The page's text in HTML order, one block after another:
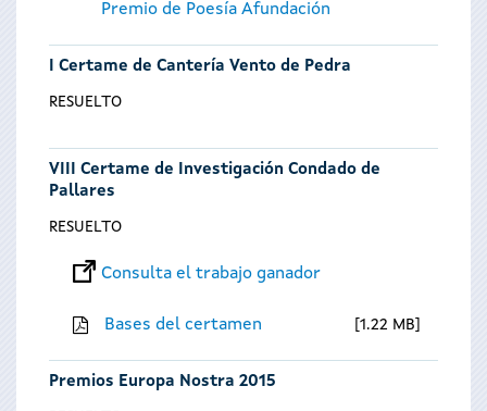
Premio de Poesía Afundación
I Certame de Cantería Vento de Pedra
RESUELTO
VIII Certame de Investigación Condado de
Pallares
RESUELTO
Consulta el trabajo ganador
Bases del certamen 1.22 MB
Premios Europa Nostra 2015